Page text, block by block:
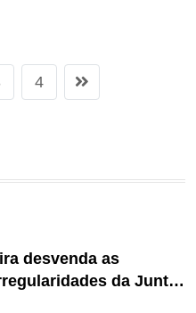
4
desvenda as
da Junta
S. João de Ver